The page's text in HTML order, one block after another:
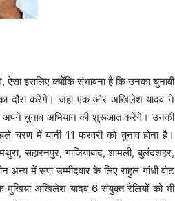
इसलिए क्योंकि संभावना है कि उनका चुनावी
का दौरा करेंगे। जहां एक ओर अखिलेश यादव ने
अपने चुनाव अभियान की शुरूआत करेंगे। उनकी
चरण में यानी 11 फरवरी को चुनाव होना है।
सहारनपुर, गाजियाबाद, शामली, बुलंदशहर,
अन्य में सपा उम्मीदवार के लिए राहुल गांधी वोट
मुखिया अखिलेश यादव 6 संयुक्त रैलियों को भी